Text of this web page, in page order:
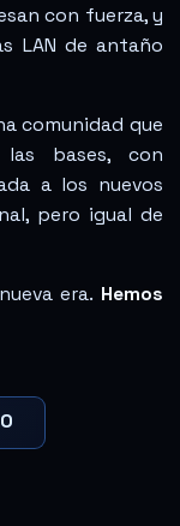
con fuerza, y
LAN de antaño
comunidad que
las bases, con
a los nuevos
pero igual de
era. Hemos